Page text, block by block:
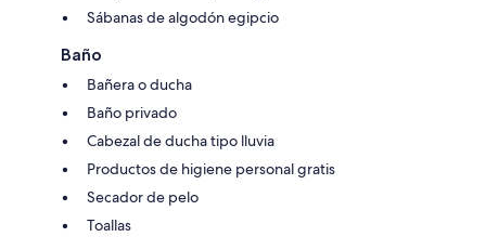
Sábanas de algodón egipcio
Baño
Bañera o ducha
Baño privado
Cabezal de ducha tipo lluvia
Productos de higiene personal gratis
Secador de pelo
Toallas